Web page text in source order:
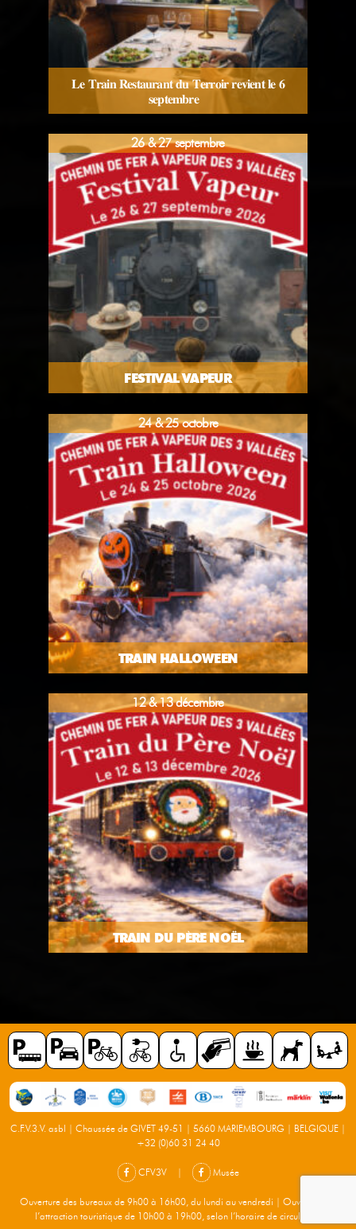
𝐋𝐞 𝐓𝐫𝐚𝐢𝐧 𝐑𝐞𝐬𝐭𝐚𝐮𝐫𝐚𝐧𝐭 𝐝𝐮 𝐓𝐞𝐫𝐫𝐨𝐢𝐫 𝐫𝐞𝐯𝐢𝐞𝐧𝐭 𝐥𝐞 𝟔
𝐬𝐞𝐩𝐭𝐞𝐦𝐛𝐫𝐞
26 & 27 septembre
FESTIVAL VAPEUR
24 & 25 octobre
TRAIN HALLOWEEN
12 & 13 décembre
TRAIN DU PÈRE NOËL
C.F.V.3.V. asbl | Chaussée de GIVET 49-51 | 5660 MARIEMBOURG | BELGIQUE |
+32 (0)60 31 24 40
CFV3V | Musée
Ouverture des bureaux de 9h00 à 16h00, du lundi au vendredi | Ouverture de
l’attraction touristique de 10h00 à 19h00, selon l’horaire de circulation